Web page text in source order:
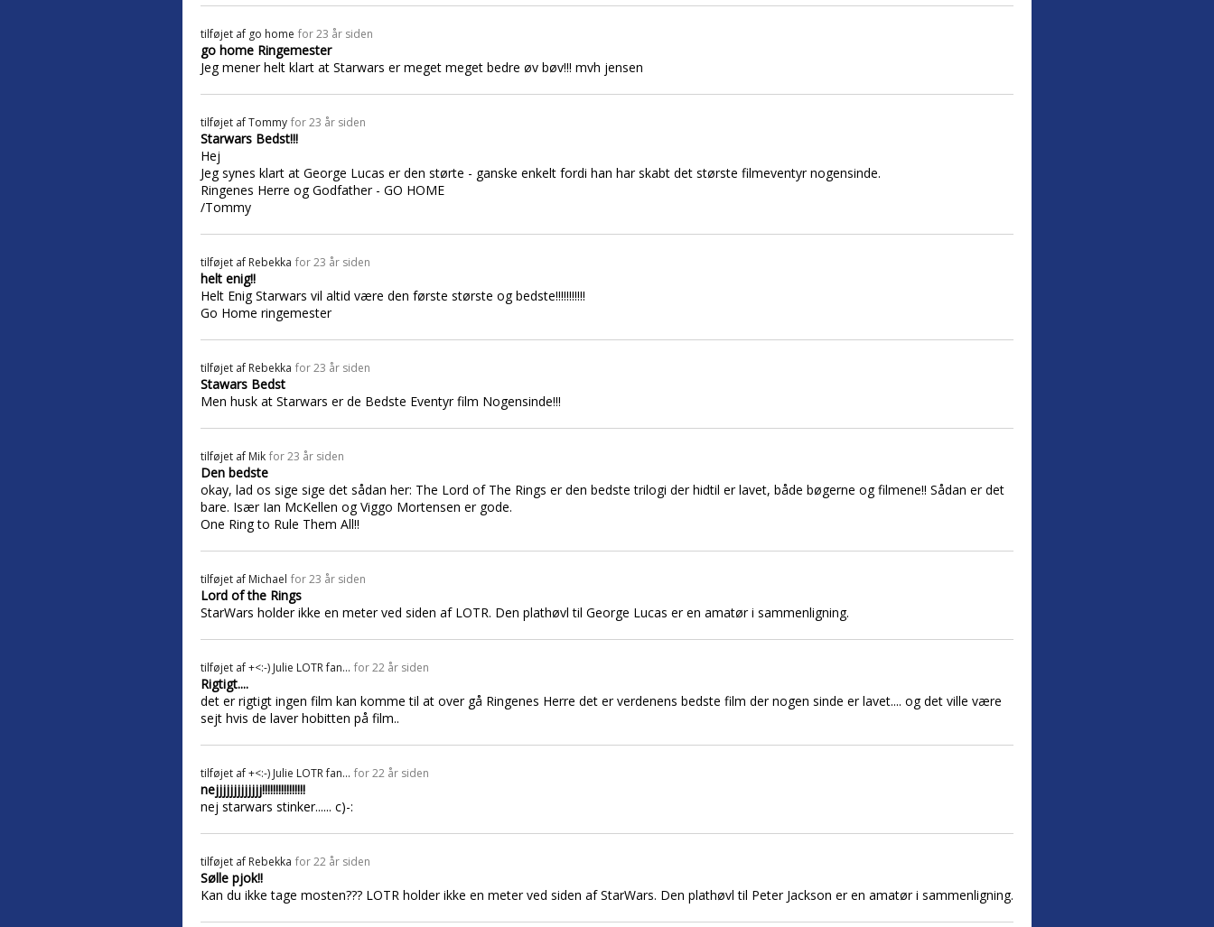
tilføjet af go home for 23 år siden
go home Ringemester
Jeg mener helt klart at Starwars er meget meget bedre øv bøv!!! mvh jensen
tilføjet afTommy for 23 år siden
Starwars Bedst!!!
Hej
Jeg synes klart at George Lucas er den størte - ganske enkelt fordi han har skabt det største filmeventyr nogensinde.
Ringenes Herre og Godfather - GO HOME
/Tommy
tilføjet af Rebekka for 23 år siden
helt enig!!
Helt Enig Starwars vil altid være den første største og bedste!!!!!!!!!!!
Go Home ringemester
tilføjet af Rebekka for 23 år siden
Stawars Bedst
Men husk at Starwars er de Bedste Eventyr film Nogensinde!!!
tilføjet af Mik for 23 år siden
Den bedste
okay, lad os sige sige det sådan her: The Lord of The Rings er den bedste trilogi der hidtil er lavet, både bøgerne og filmene!! Sådan er det
bare. Især Ian McKellen og Viggo Mortensen er gode.
One Ring to Rule Them All!!
tilføjet af Michael for 23 år siden
Lord of the Rings
StarWars holder ikke en meter ved siden af LOTR. Den plathøvl til George Lucas er en amatør i sammenligning.
tilføjet af+<:-) Julie LOTR fan... for 22 år siden
Rigtigt....
det er rigtigt ingen film kan komme til at over gå Ringenes Herre det er verdenens bedste film der nogen sinde er lavet.... og det ville være
sejt hvis de laver hobitten på film..
tilføjet af+<:-) Julie LOTR fan... for 22 år siden
nejjjjjjjjjjjjj!!!!!!!!!!!!!!!!
nej starwars stinker...... c)-:
tilføjet af Rebekka for 22 år siden
Sølle pjok!!
Kan du ikke tage mosten??? LOTR holder ikke en meter ved siden af StarWars. Den plathøvl til Peter Jackson er en amatør i sammenligning.